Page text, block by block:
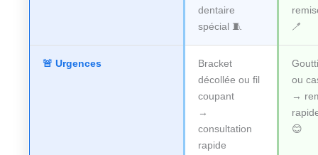
dentaire
spécial 🧵
🪥
🚨 Urgences
Bracket
décollée ou fil
coupant
→
consultation
rapide
ou
→
😊